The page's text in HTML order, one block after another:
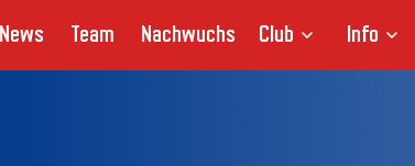
News Team Nachwuchs Club Info